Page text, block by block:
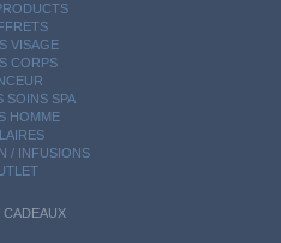
VISAGE
CORPS
SOINS SPA
HOMME
/ INFUSIONS
CADEAUX